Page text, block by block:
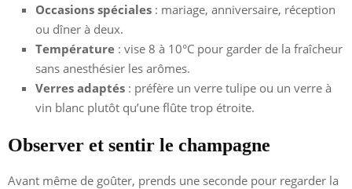
Occasions spéciales : mariage, anniversaire, réception
ou dîner à deux.
Température : vise 8 à 10°C pour garder de la fraîcheur
sans anesthésier les arômes.
Verres adaptés : préfère un verre tulipe ou un verre à
vin blanc plutôt qu’une flûte trop étroite.
Observer et sentir le champagne
Avant même de goûter, prends une seconde pour regarder la